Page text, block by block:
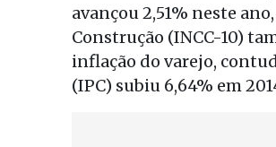
avançou 2,51% neste
Construção (INCC-10)
inflação do varejo,
(IPC) subiu 6,64% em